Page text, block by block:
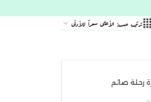
رحلة صائم